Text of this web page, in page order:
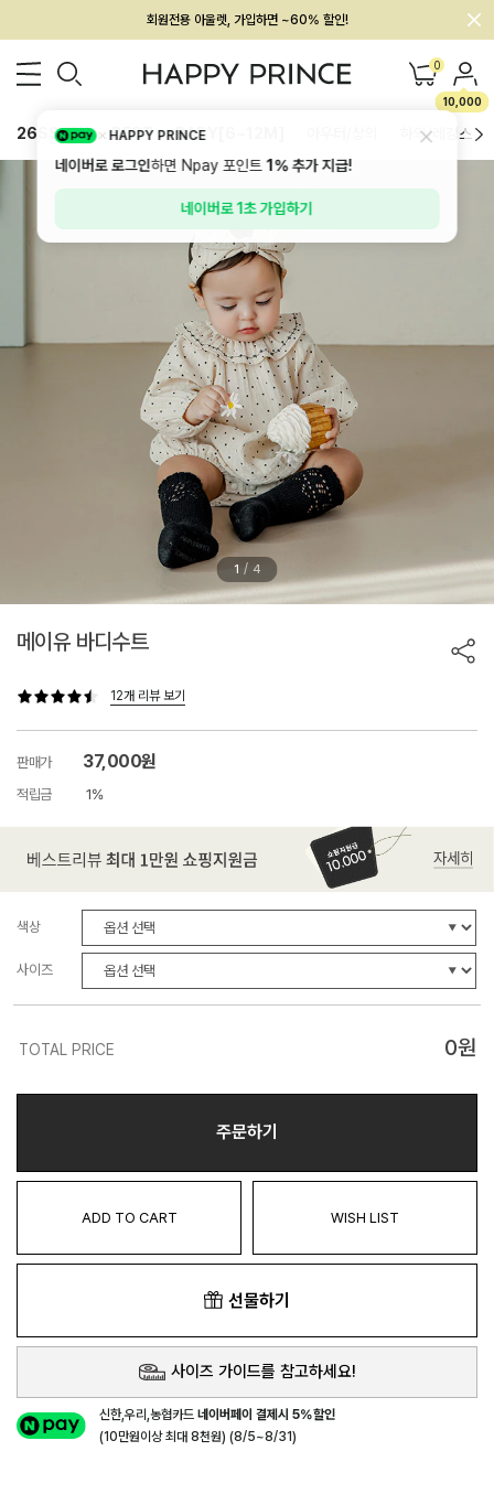
회원전용 아울렛, 가입하면 ~60% 할인!
멤버십 최대 28,000원 혜택 0
10,000
26SS 신상 BEST BABY[6~12M] 하의/레깅스
1 / 4
메이유 바디수트
12개 리뷰 보기
판매가 37,000원
적립금 1%
색상
사이즈
TOTAL PRICE 0원
주문하기
ADD TO CART WISH LIST
선물하기
사이즈 가이드를 참고하세요!
신한,우리,농협카드네이버페이 결제시 5%할인
(10만원이상 최대 8천원) (8/5~8/31)
HAPPY PRINCE
네이버로 로그인하면 Npay 포인트1%추가 지급!
네이버로 1초 가입하기